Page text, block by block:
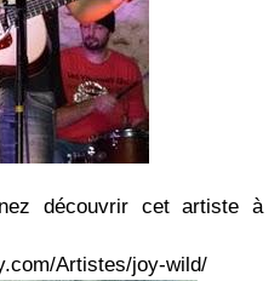
découvrir cet artiste à
Artistes/joy-wild/